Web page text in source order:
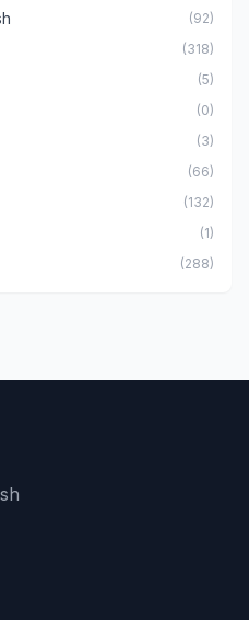
(92)
(318)
(5)
(0)
(3)
(66)
(132)
(1)
(288)